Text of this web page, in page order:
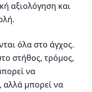
αξιολόγηση και
όλα στο άγχος.
στήθος, τρόμος,
να
αλλά μπορεί να